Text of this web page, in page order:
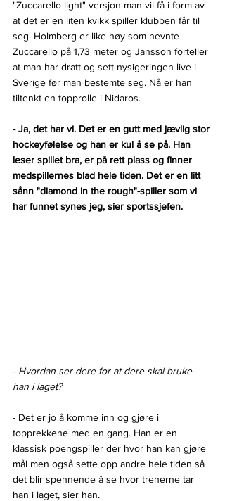
"Zuccarello light" versjon man vil få i form av
at det er en liten kvikk spiller klubben får til
seg. Holmberg er like høy som nevnte
Zuccarello på 1,73 meter og Jansson forteller
at man har dratt og sett nysigeringen live i
Sverige før man bestemte seg. Nå er han
tiltenkt en topprolle i Nidaros.
- Ja, det har vi. Det er en gutt med jævlig stor
hockeyfølelse og han er kul å se på. Han
leser spillet bra, er på rett plass og finner
medspillernes blad hele tiden. Det er en litt
sånn "diamond in the rough"-spiller som vi
har funnet synes jeg, sier sportssjefen.
- Hvordan ser dere for at dere skal bruke
han i laget?
- Det er jo å komme inn og gjøre i
topprekkene med en gang. Han er en
klassisk poengspiller der hvor han kan gjøre
mål men også sette opp andre hele tiden så
det blir spennende å se hvor trenerne tar
han i laget, sier han.